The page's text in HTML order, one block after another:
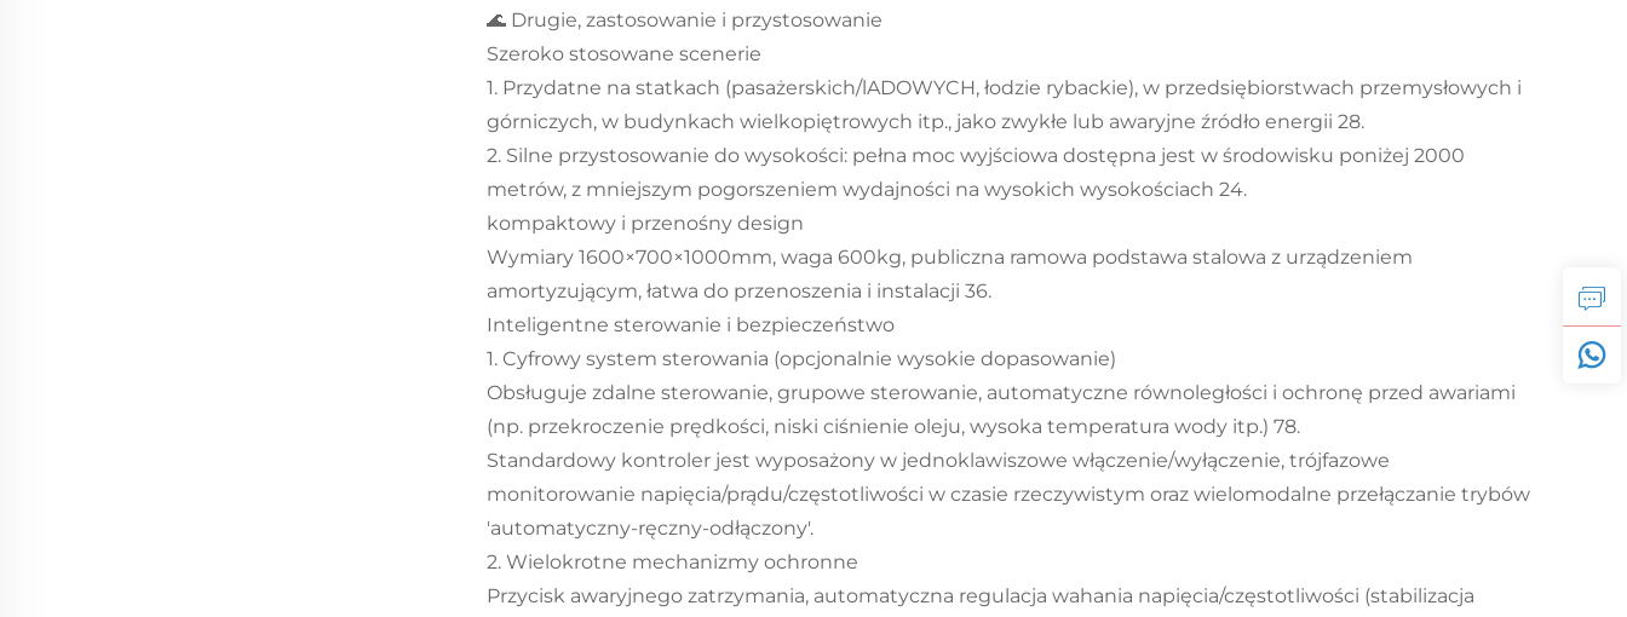
🌊 Drugie, zastosowanie i przystosowanie
Szeroko stosowane scenerie
1. Przydatne na statkach (pasażerskich/lADOWYCH, łodzie rybackie), w przedsiębiorstwach przemysłowych i
górniczych, w budynkach wielkopiętrowych itp., jako zwykłe lub awaryjne źródło energii 28.
2. Silne przystosowanie do wysokości: pełna moc wyjściowa dostępna jest w środowisku poniżej 2000
metrów, z mniejszym pogorszeniem wydajności na wysokich wysokościach 24.
kompaktowy i przenośny design
Wymiary 1600×700×1000mm, waga 600kg, publiczna ramowa podstawa stalowa z urządzeniem
amortyzującym, łatwa do przenoszenia i instalacji 36.
Inteligentne sterowanie i bezpieczeństwo
1. Cyfrowy system sterowania (opcjonalnie wysokie dopasowanie)
Obsługuje zdalne sterowanie, grupowe sterowanie, automatyczne równoległości i ochronę przed awariami
(np. przekroczenie prędkości, niski ciśnienie oleju, wysoka temperatura wody itp.) 78.
Standardowy kontroler jest wyposażony w jednoklawiszowe włączenie/wyłączenie, trójfazowe
monitorowanie napięcia/prądu/częstotliwości w czasie rzeczywistym oraz wielomodalne przełączanie trybów
'automatyczny-ręczny-odłączony'.
2. Wielokrotne mechanizmy ochronne
Przycisk awaryjnego zatrzymania, automatyczna regulacja wahania napięcia/częstotliwości (stabilizacja